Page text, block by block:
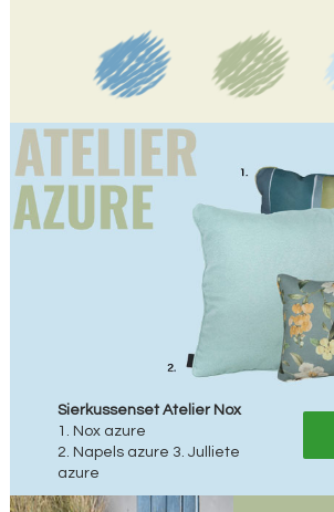
Sierkussenset Atelier Nox
1. Nox azure
2. Napels azure 3. Julliete
azure